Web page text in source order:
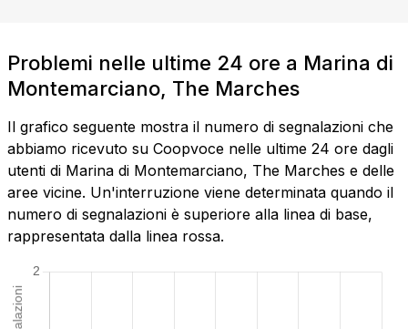
Problemi nelle ultime 24 ore a Marina di
Montemarciano, The Marches
Il grafico seguente mostra il numero di segnalazioni che
abbiamo ricevuto su Coopvoce nelle ultime 24 ore dagli
utenti di Marina di Montemarciano, The Marches e delle
aree vicine. Un'interruzione viene determinata quando il
numero di segnalazioni è superiore alla linea di base,
rappresentata dalla linea rossa.